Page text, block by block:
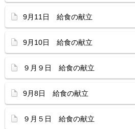
9月11日 給食の献立
9月10日 給食の献立
９月９日 給食の献立
9月8日 給食の献立
９月５日 給食の献立